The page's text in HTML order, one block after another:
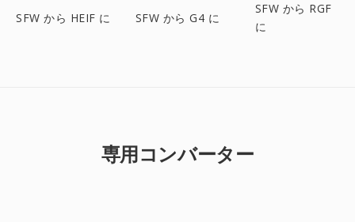
SFW から HEIF に SFW から G4 に
SFW から RGF
に
専用コンバーター